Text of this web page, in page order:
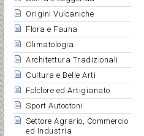
Origini Vulcaniche
Flora e Fauna
Climatologia
Architettura Tradizionali
Cultura e Belle Arti
Folclore ed Artigianato
Sport Autoctoni
Settore Agrario, Commercio
ed Industria